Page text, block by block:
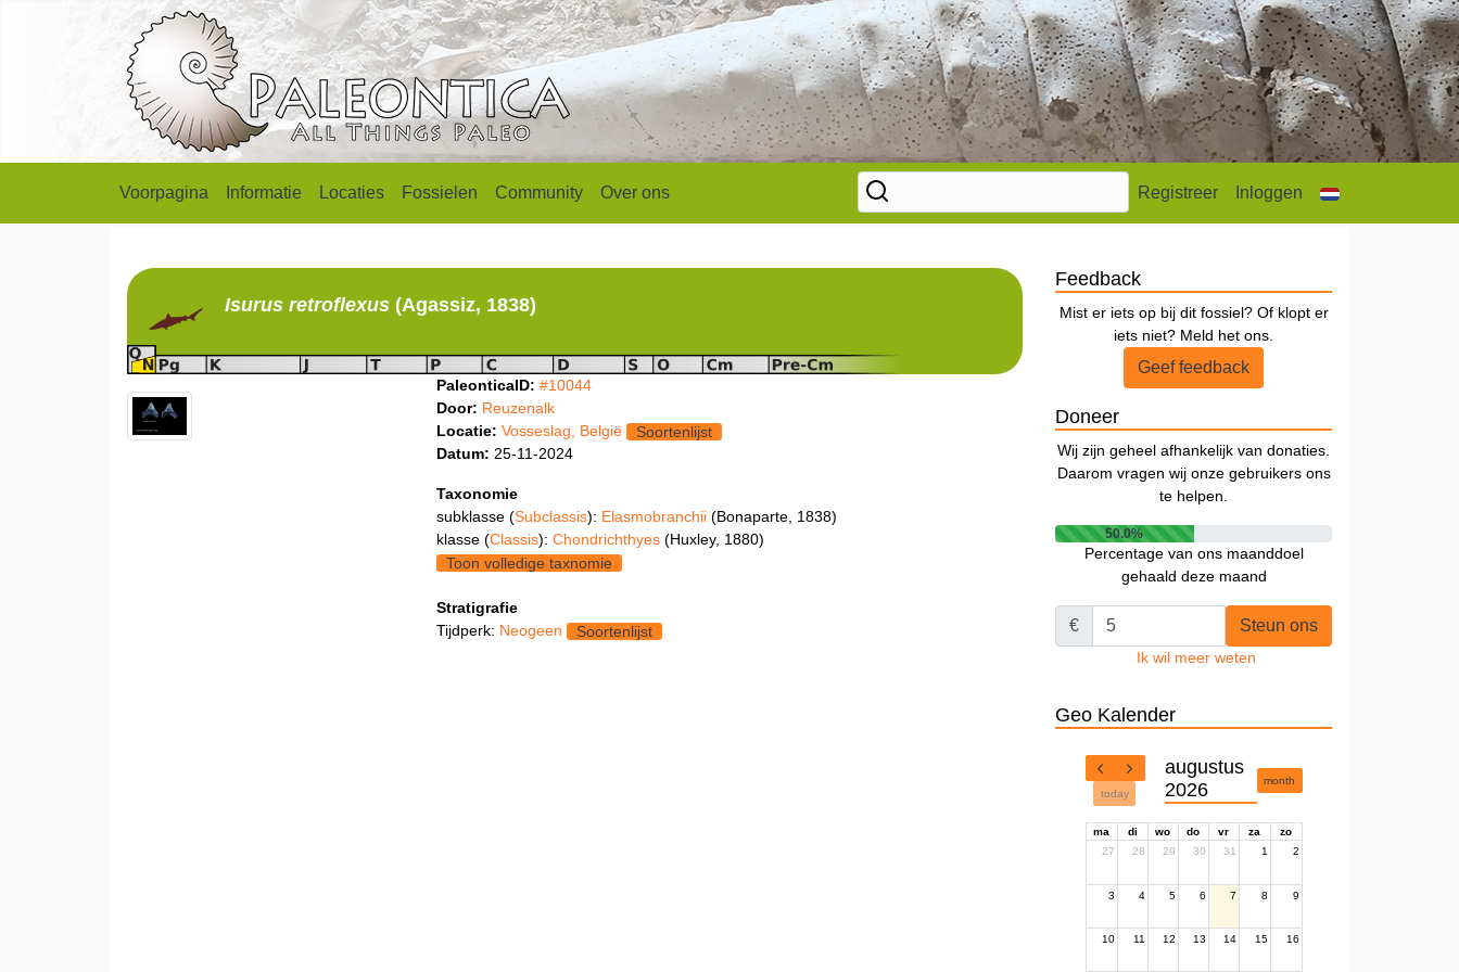
Voorpagina Informatie Locaties Fossielen Community Over ons Registreer Inloggen
Isurusretroflexus (Agassiz, 1838)
PaleonticaID: #10044
Door: Reuzenalk
Locatie: Vosseslag, België
Soortenlijst
Datum: 25-11-2024
Taxonomie
subklasse (Subclassis): Elasmobranchii (Bonaparte, 1838)
klasse (Classis): Chondrichthyes (Huxley, 1880)
Toon volledige taxnomie
Stratigrafie
Tijdperk: Neogeen Soortenlijst
Feedback
Mist er iets op bij dit fossiel? Of klopt er
iets niet? Meld het ons.
Geef feedback
Doneer
Wij zijn geheel afhankelijk van donaties.
Daarom vragen wij onze gebruikers ons
te helpen.
50.0%
Percentage van ons maanddoel
gehaald deze maand
€ Steun ons
Ik wil meer weten
Geo Kalender
today
augustus
2026
month
ma di wo do vr za
zo
27
28 29 30 31 1 2
3 4 5 6 7 8 9
10 11 12 13 14 15 16